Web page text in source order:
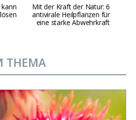
Mit der Kraft der Natur: 6
antivirale Heilpflanzen für
eine starke Abwehrkraft
THEMA